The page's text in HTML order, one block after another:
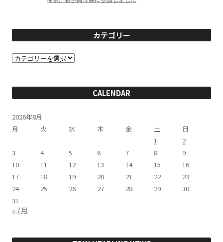
カテゴリー
カ
テ
ー
CALENDAR
2026年8月
月
火 水 木 金 土
日
1
2
3
4 5 6 7 8
9
10
11 12 13 14 15
16
17
18 19 20 21 22
23
24
25 26 27 28 29
30
31
« 7月